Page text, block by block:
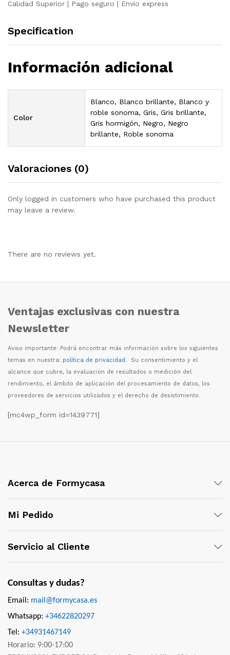
Calidad Superior | Pago seguro | Envio express
Specification
Información adicional
Color
Blanco, Blanco brillante, Blanco y
roble sonoma, Gris, Gris brillante,
Gris hormigón, Negro, Negro
brillante, Roble sonoma
Valoraciones (0)
Only logged in customers who have purchased this product
may leave a review.
There are no reviews yet.
Ventajas exclusivas con nuestra
Newsletter
Aviso importante: Podrá encontrar más información sobre los siguientes
temas en nuestra: política de privacidad. Su consentimiento y el
alcance que cubre, la evaluación de resultados o medición del
rendimiento, el ámbito de aplicación del procesamiento de datos, los
proveedores de servicios utilizados y el derecho de desistimiento.
[mc4wp_form id=1439771]
Acerca de Formycasa
Mi Pedido
Servicio al Cliente
Consultas y dudas?
Email: mail@formycasa.es
Whatsapp: +34622820297
Tel: +34931467149
Horario: 9:00-17:00